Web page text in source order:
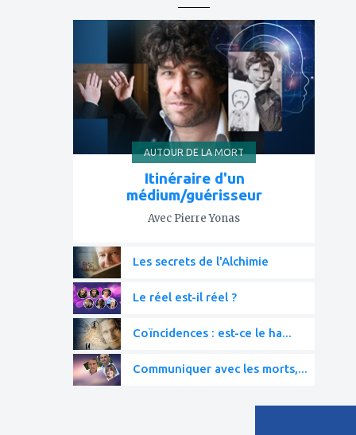
AUTOUR DE LA MORT
Itinéraire d'un
médium/guérisseur
Avec Pierre Yonas
Les secrets de l'Alchimie
Le réel est-il réel ?
Coïncidences : est-ce le ha...
Communiquer avec les morts,...